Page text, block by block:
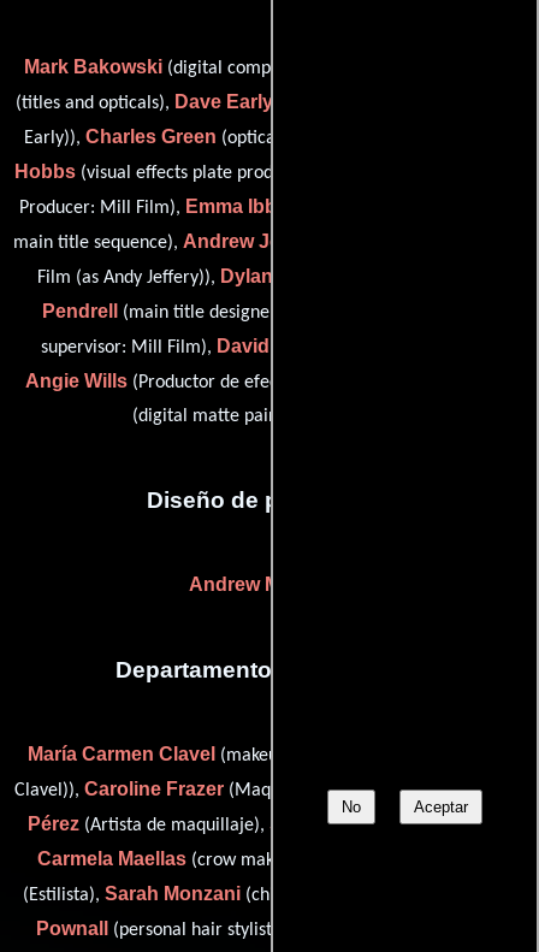
No Aceptar
Mark Bakowski(digital compositor: Mill Film),
(titles and opticals), Dave Early
Early)), Charles Green (optical camera and grading),
Hobbs(visual effects plate producer),
Producer: Mill Film), Emma Ibbetson
main title sequence), Andrew Jeffery
Film (as Andy Jeffery)), Dylan Kendle
Pendrell
(main title designer),
supervisor: Mill Film), David Sewell
Angie Wills(Productor de efectos visuales) y
(digital matte painter: mill film (u))
Diseño de producción
Andrew McAlpine
Departamento de maquillaje
María Carmen Clavel (makeup artist (as María Del Carmen
Clavel)), Caroline Frazer(Maquilladora),Ana Belén Galiano
Pérez (Artista de maquillaje), Sue Ignatius (Maquilladora),
Carmela Maellas(crow makeup artist),
(Estilista), Sarah Monzani (chief makeup designer),
Pownall
(personal hair stylist: Mr. Cox and Mr. McFadyan),